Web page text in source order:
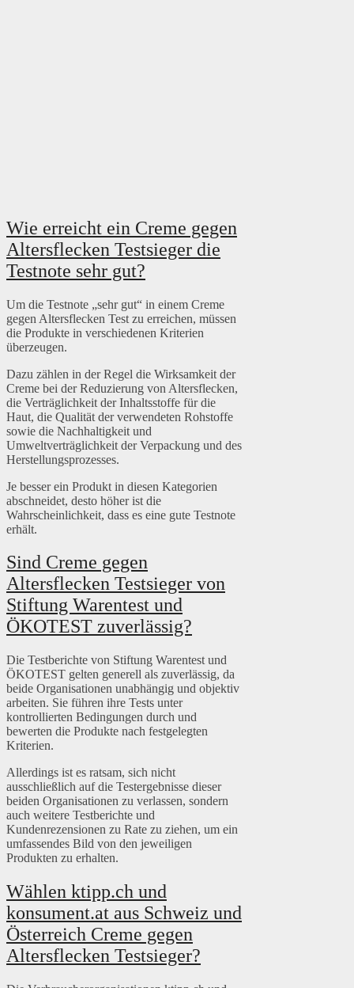
Wie erreicht ein Creme gegen
Altersflecken Testsieger die
Testnote sehr gut?
Um die Testnote „sehr gut“ in einem Creme
gegen Altersflecken Test zu erreichen, müssen
die Produkte in verschiedenen Kriterien
überzeugen.
Dazu zählen in der Regel die Wirksamkeit der
Creme bei der Reduzierung von Altersflecken,
die Verträglichkeit der Inhaltsstoffe für die
Haut, die Qualität der verwendeten Rohstoffe
sowie die Nachhaltigkeit und
Umweltverträglichkeit der Verpackung und des
Herstellungsprozesses.
Je besser ein Produkt in diesen Kategorien
abschneidet, desto höher ist die
Wahrscheinlichkeit, dass es eine gute Testnote
erhält.
Sind Creme gegen
Altersflecken Testsieger von
Stiftung Warentest und
ÖKOTEST zuverlässig?
Die Testberichte von Stiftung Warentest und
ÖKOTEST gelten generell als zuverlässig, da
beide Organisationen unabhängig und objektiv
arbeiten. Sie führen ihre Tests unter
kontrollierten Bedingungen durch und
bewerten die Produkte nach festgelegten
Kriterien.
Allerdings ist es ratsam, sich nicht
ausschließlich auf die Testergebnisse dieser
beiden Organisationen zu verlassen, sondern
auch weitere Testberichte und
Kundenrezensionen zu Rate zu ziehen, um ein
umfassendes Bild von den jeweiligen
Produkten zu erhalten.
Wählen ktipp.ch und
konsument.at aus Schweiz und
Österreich Creme gegen
Altersflecken Testsieger?